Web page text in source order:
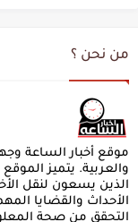
من نحن ؟
موقع أخبار الساعة
والعربية. يتميز
الذين يسعون لنقل
الأحداث والقضايا
التحقق من صحة